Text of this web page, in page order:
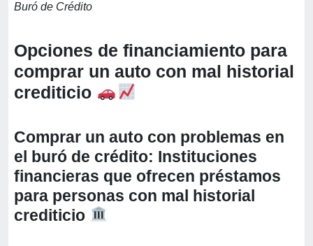
Buró de Crédito
Opciones de financiamiento para
comprar un auto con mal historial
crediticio
Comprar un auto con problemas en
el buró de crédito: Instituciones
financieras que ofrecen préstamos
para personas con mal historial
crediticio